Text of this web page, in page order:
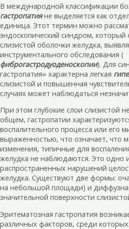
В международной классификации
гастропатияне выделяется как
единица. Этот термин можно
эндоскопический синдром, который
слизистой оболочки желудка,
инструментального обследования (
фиброгастродуоденоскопии). Для
гастропатия» характерна легкая
слизистой и повышенная
случаях может наблюдаться
При этом глубокие слои слизистой
общем, гастропатии
воспалительного процесса или его
выраженностью, что означает, что
изменения, типичные для
желудка не наблюдаются. Это одно
распространенных нарушений
желудка. Существуют две формы:
на небольшой площади) и
значительной поверхности
Эритематозная гастропатия
различных факторов, среди которых: